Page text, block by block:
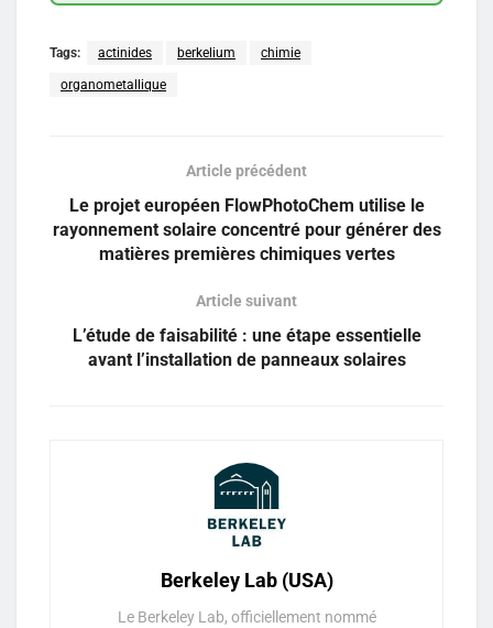
Tags: actinides berkelium chimie
organometallique
Article précédent
Le projet européen FlowPhotoChem utilise le
rayonnement solaire concentré pour générer des
matières premières chimiques vertes
Article suivant
L’étude de faisabilité : une étape essentielle
avant l’installation de panneaux solaires
Berkeley Lab (USA)
Le Berkeley Lab, officiellement nommé